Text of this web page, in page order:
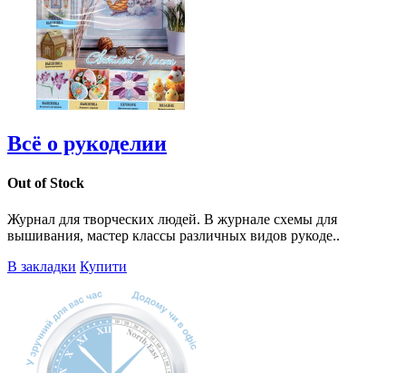
Всё о рукоделии
Out of Stock
Журнал для творческих людей. В журнале схемы для
вышивания, мастер классы различных видов рукоде..
В закладки Купити